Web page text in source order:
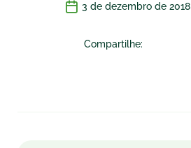
3 de dezembro de 2018
Compartilhe: